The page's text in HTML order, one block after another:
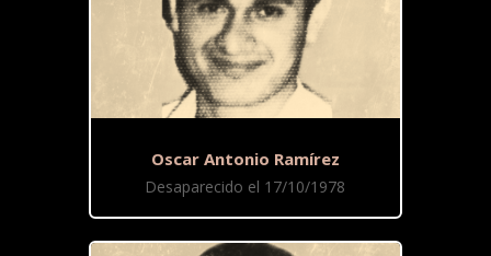
Oscar Antonio Ramírez
Desaparecido el 17/10/1978